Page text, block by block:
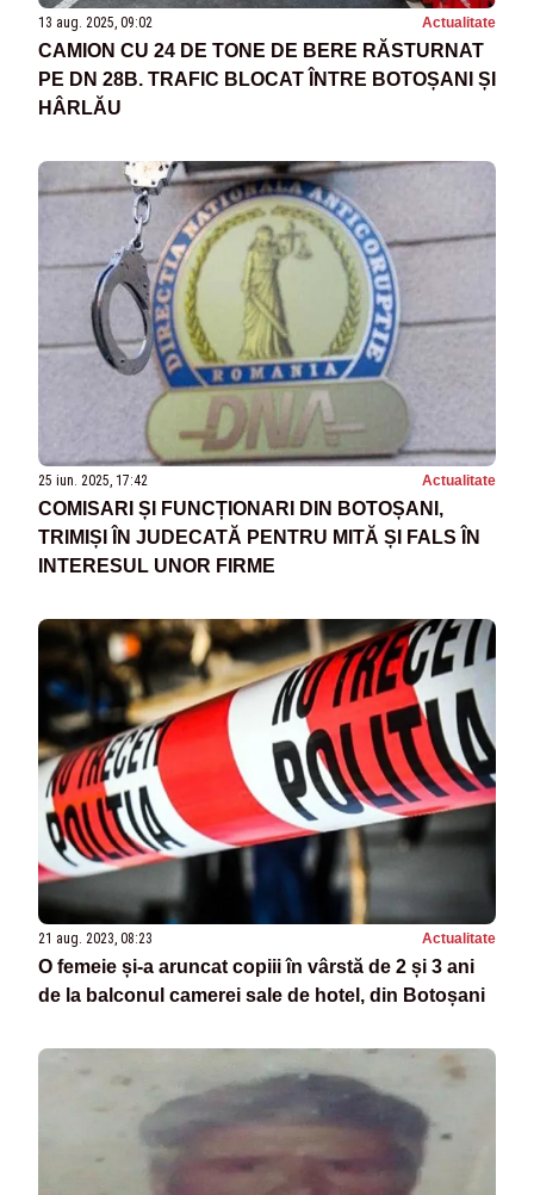
13 aug. 2025, 09:02 Actualitate
CAMION CU 24 DE TONE DE BERE RĂSTURNAT
PE DN 28B. TRAFIC BLOCAT ÎNTRE BOTOȘANI ȘI
HÂRLĂU
25 iun. 2025, 17:42 Actualitate
COMISARI ȘI FUNCȚIONARI DIN BOTOȘANI,
TRIMIȘI ÎN JUDECATĂ PENTRU MITĂ ȘI FALS ÎN
INTERESUL UNOR FIRME
21 aug. 2023, 08:23 Actualitate
O femeie și-a aruncat copiii în vârstă de 2 și 3 ani
de la balconul camerei sale de hotel, din Botoșani